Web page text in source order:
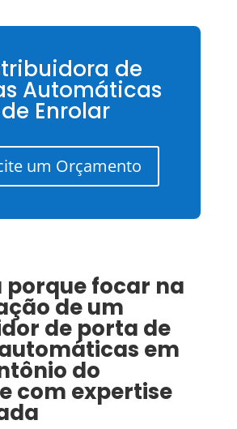
de
Automáticas
de Enrolar
um Orçamento
porque focar na
de um
de porta de
em
do
com expertise